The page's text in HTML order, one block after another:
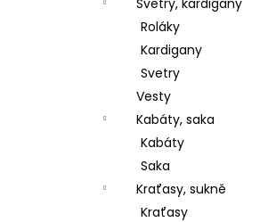
Svetry, kardigany
Roláky
Kardigany
Svetry
Vesty
Kabáty, saka
Kabáty
Saka
Kraťasy, sukně
Kraťasy